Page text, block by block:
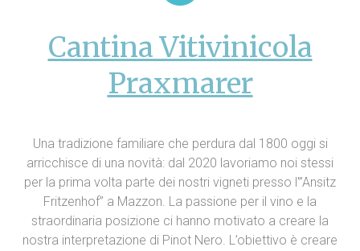
Cantina Vitivinicola
Praxmarer
Una tradizione familiare che perdura dal 1800 oggi si
arricchisce di una novità: dal 2020 lavoriamo noi stessi
per la prima volta parte dei nostri vigneti presso l'”Ansitz
Fritzenhof” a Mazzon. La passione per il vino e la
straordinaria posizione ci hanno motivato a creare la
nostra interpretazione di Pinot Nero. L’obiettivo è creare